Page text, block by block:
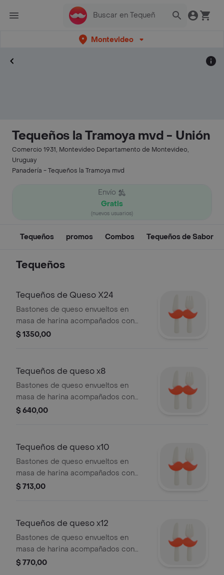
Montevideo
Tequeños la Tramoya mvd - Unión
Comercio 1931, Montevideo Departamento de Montevideo,
Uruguay
Panadería - Tequeños la Tramoya mvd
Envío
Gratis
(nuevos usuarios)
Tequeños promos Combos Tequeños de Sabor
Tequeños
Tequeños de Queso X24
Bastones de queso envueltos en
masa de harina acompañados con
salsa a elegir, 24 pzas.
$ 1350,00
Tequeños de queso x8
Bastones de queso envueltos en
masa de harina acompañados con
salsa a elegir, 8 pzas.
$ 640,00
Tequeños de queso x10
Bastones de queso envueltos en
masa de harina acompañados con
salsa a elegir, 10 pzas.
$ 713,00
Tequeños de queso x12
Bastones de queso envueltos en
masa de harina acompañados con
salsa a elegir, 12 pzas.
$ 770,00